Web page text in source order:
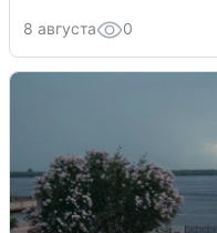
8 августа 0